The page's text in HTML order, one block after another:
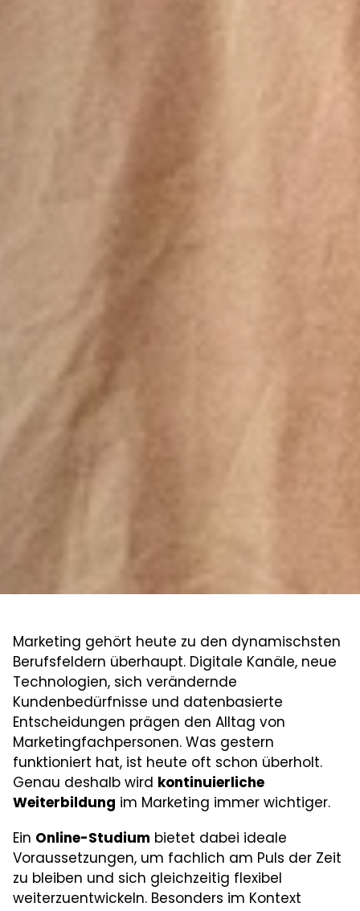
Marketing gehört heute zu den dynamischsten
Berufsfeldern überhaupt. Digitale Kanäle, neue
Technologien, sich verändernde
Kundenbedürfnisse und datenbasierte
Entscheidungen prägen den Alltag von
Marketingfachpersonen. Was gestern
funktioniert hat, ist heute oft schon überholt.
Genau deshalb wird kontinuierliche
Weiterbildung im Marketing immer wichtiger.
Ein Online-Studium bietet dabei ideale
Voraussetzungen, um fachlich am Puls der Zeit
zu bleiben und sich gleichzeitig flexibel
weiterzuentwickeln. Besonders im Kontext